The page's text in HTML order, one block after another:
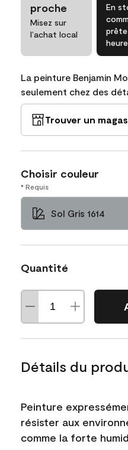
proche
Misez sur
l’achat local
En
La peinture Benjamin
seulement chez des
Trouver un
Choisir couleur
* Requis
Sol Gris 1614
Quantité
Détails du
Peinture
résister aux
comme la forte